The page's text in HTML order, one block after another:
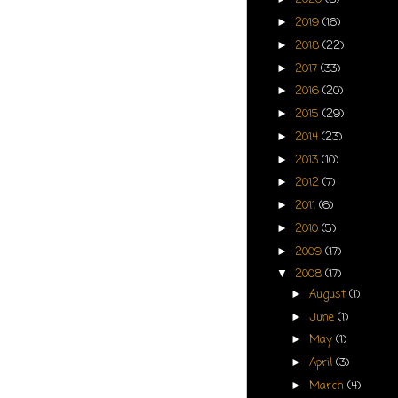
► 2019 (16)
► 2018 (22)
► 2017 (33)
► 2016 (20)
► 2015 (29)
► 2014 (23)
► 2013 (10)
► 2012 (7)
► 2011 (6)
► 2010 (5)
► 2009 (17)
▼ 2008 (17)
► August (1)
► June (1)
► May (1)
► April (3)
► March (4)